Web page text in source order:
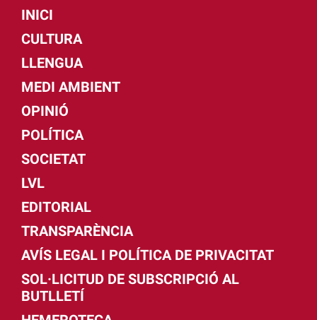
INICI
CULTURA
LLENGUA
MEDI AMBIENT
OPINIÓ
POLÍTICA
SOCIETAT
LVL
EDITORIAL
TRANSPARÈNCIA
AVÍS LEGAL I POLÍTICA DE PRIVACITAT
SOL·LICITUD DE SUBSCRIPCIÓ AL
BUTLLETÍ